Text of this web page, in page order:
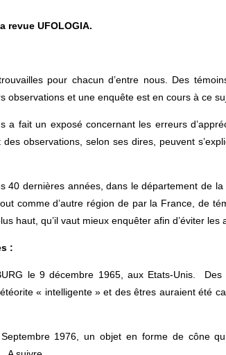
revue UFOLOGIA.
pour chacun d’entre nous. Des
observations et une enquête est en cours à ce
fait un exposé concernant les erreurs
observations, selon ses dires, peuvent
40 dernières années, dans le département de
comme d’autre région de par la France, de
haut, qu’il vaut mieux enquêter afin d’éviter les
:
le 9 décembre 1965, aux Etats-Unis.
« intelligente » et des êtres auraient été
1976, un objet en forme de cône